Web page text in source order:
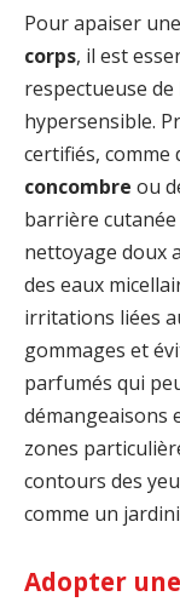
Pour apaiser une
corps, il est
respectueuse
hypersensible.
certifiés, comme
concombre ou
barrière cutanée
nettoyage doux
des eaux
irritations liées
gommages et
parfumés qui
démangeaisons
zones
contours des
comme un
Adopter